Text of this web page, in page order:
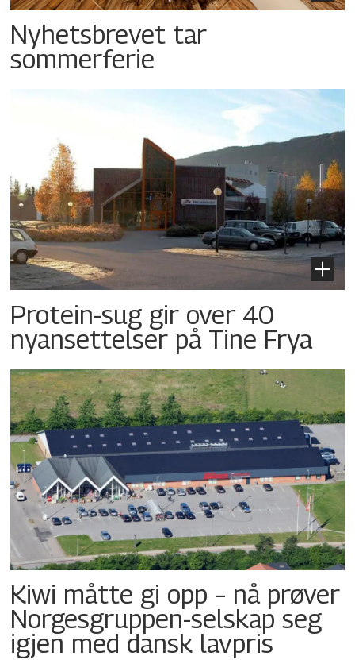
Nyhetsbrevet tar
sommerferie
Protein-sug gir over 40
nyansettelser på Tine Frya
Kiwi måtte gi opp – nå prøver
Norgesgruppen-selskap seg
igjen med dansk lavpris